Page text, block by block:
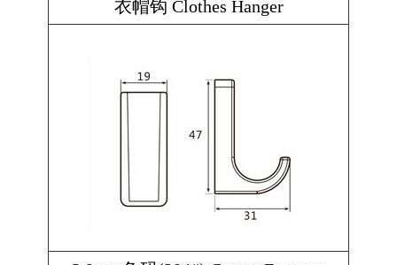
衣帽钩 Clothes Hanger